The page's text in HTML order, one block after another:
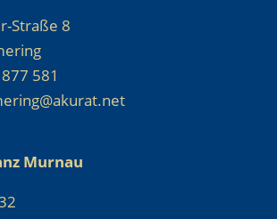
Straße 8
581
Murnau